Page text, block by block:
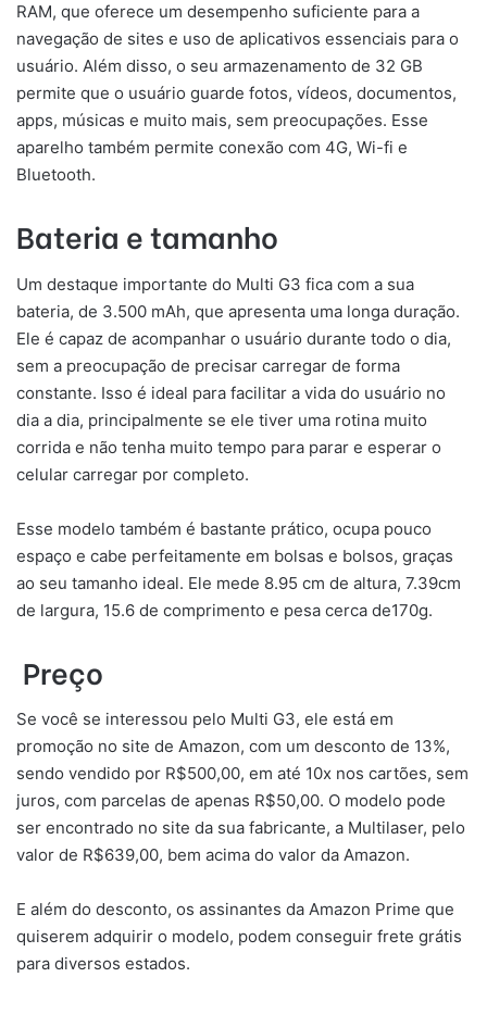
RAM, que oferece um desempenho suficiente para a
navegação de sites e uso de aplicativos essenciais para o
usuário. Além disso, o seu armazenamento de 32 GB
permite que o usuário guarde fotos, vídeos, documentos,
apps, músicas e muito mais, sem preocupações. Esse
aparelho também permite conexão com 4G, Wi-fi e
Bluetooth.
Bateria e tamanho
Um destaque importante do Multi G3 fica com a sua
bateria, de 3.500 mAh, que apresenta uma longa duração.
Ele é capaz de acompanhar o usuário durante todo o dia,
sem a preocupação de precisar carregar de forma
constante. Isso é ideal para facilitar a vida do usuário no
dia a dia, principalmente se ele tiver uma rotina muito
corrida e não tenha muito tempo para parar e esperar o
celular carregar por completo.
Esse modelo também é bastante prático, ocupa pouco
espaço e cabe perfeitamente em bolsas e bolsos, graças
ao seu tamanho ideal. Ele mede 8.95 cm de altura, 7.39cm
de largura, 15.6 de comprimento e pesa cerca de170g.
Preço
Se você se interessou pelo Multi G3, ele está em
promoção no site de Amazon, com um desconto de 13%,
sendo vendido por R$500,00, em até 10x nos cartões, sem
juros, com parcelas de apenas R$50,00. O modelo pode
ser encontrado no site da sua fabricante, a Multilaser, pelo
valor de R$639,00, bem acima do valor da Amazon.
E além do desconto, os assinantes da Amazon Prime que
quiserem adquirir o modelo, podem conseguir frete grátis
para diversos estados.